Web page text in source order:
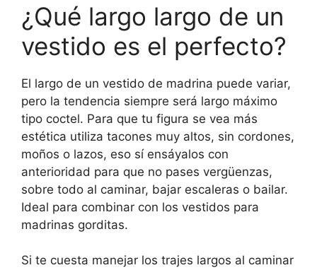
¿Qué largo largo de un
vestido es el perfecto?
El largo de un vestido de madrina puede variar,
pero la tendencia siempre será largo máximo
tipo coctel. Para que tu figura se vea más
estética utiliza tacones muy altos, sin cordones,
moños o lazos, eso sí ensáyalos con
anterioridad para que no pases vergüenzas,
sobre todo al caminar, bajar escaleras o bailar.
Ideal para combinar con los vestidos para
madrinas gorditas.
Si te cuesta manejar los trajes largos al caminar